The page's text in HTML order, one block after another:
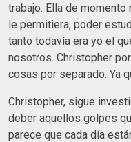
trabajo. Ella de momento
le permitiera, poder
tanto todavía era yo el
nosotros. Christopher
cosas por separado. Ya
Christopher, sigue
deber aquellos golpes
parece que cada día